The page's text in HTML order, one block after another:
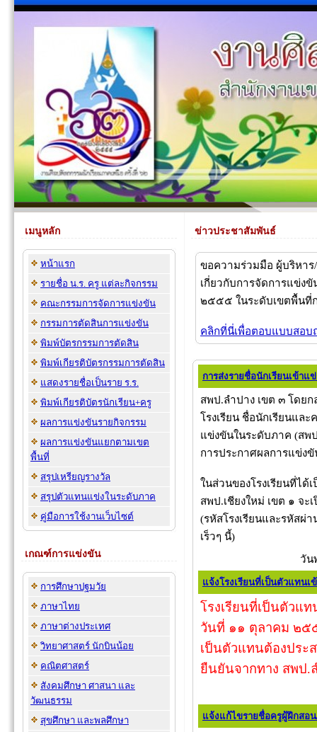
เมนูหลัก
หน้าแรก
รายชื่อ น.ร. ครู แต่ละกิจกรรม
คณะกรรมการจัดการแข่งขัน
กรรมการตัดสินการแข่งขัน
พิมพ์บัตรกรรมการตัดสิน
พิมพ์เกียรติบัตรกรรมการตัดสิน
แสดงรายชื่อเป็นราย ร.ร.
พิมพ์เกียรติบัตรนักเรียน+ครู
ผลการแข่งขันรายกิจกรรม
ผลการแข่งขันแยกตามเขต
พื้นที่
สรุปเหรียญรางวัล
สรุปตัวแทนแข่งในระดับภาค
คู่มือการใช้งานเว็บไซต์
เกณฑ์การแข่งขัน
การศึกษาปฐมวัย
ภาษาไทย
ภาษาต่างประเทศ
วิทยาศาสตร์ นักบินน้อย
คณิตศาสตร์
สังคมศึกษา ศาสนา และ
วัฒนธรรม
สุขศึกษา และพลศึกษา
ข่าวประชาสัมพันธ์
ขอความร่วมมือ ผู้บริหา
เกี่ยวกับการจัดการแข่ง
๒๕๕๕ ในระดับเขตพื้นที่
คลิกที่นี่เพื่อตอบแบบสอบ
การส่งรายชื่อนักเรียนเข้าแ
สพป.ลำปาง เขต ๓ โดย
โรงเรียน ชื่อนักเรียนแล
แข่งขันในระดับภาค (สพ
การประกาศผลการแข่งขั
ในส่วนของโรงเรียนที่ไ
สพป.เชียงใหม่ เขต ๑ จะ
(รหัสโรงเรียนและรหัสผ่
เร็วๆ นี้)
วัน
แจ้งโรงเรียนที่เป็นตัวแทน
โรงเรียนที่เป็นตัวแ
วันที่ ๑๑ ตุลาคม ๒๕
เป็นตัวแทนต้องประ
ยืนยันจากทาง สพป.
แจ้งแก้ไขรายชื่อครูผู้ฝึกสอ